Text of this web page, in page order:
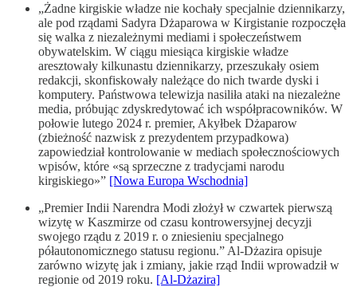
„Żadne kirgiskie władze nie kochały specjalnie dziennikarzy,
ale pod rządami Sadyra Dżaparowa w Kirgistanie rozpoczęła
się walka z niezależnymi mediami i społeczeństwem
obywatelskim. W ciągu miesiąca kirgiskie władze
aresztowały kilkunastu dziennikarzy, przeszukały osiem
redakcji, skonfiskowały należące do nich twarde dyski i
komputery. Państwowa telewizja nasiliła ataki na niezależne
media, próbując zdyskredytować ich współpracowników. W
połowie lutego 2024 r. premier, Akyłbek Dżaparow
(zbieżność nazwisk z prezydentem przypadkowa)
zapowiedział kontrolowanie w mediach społecznościowych
wpisów, które «są sprzeczne z tradycjami narodu
kirgiskiego»” [Nowa Europa Wschodnia]
„Premier Indii Narendra Modi złożył w czwartek pierwszą
wizytę w Kaszmirze od czasu kontrowersyjnej decyzji
swojego rządu z 2019 r. o zniesieniu specjalnego
półautonomicznego statusu regionu.” Al-Dżazira opisuje
zarówno wizytę jak i zmiany, jakie rząd Indii wprowadził w
regionie od 2019 roku. [Al-Dżazira]